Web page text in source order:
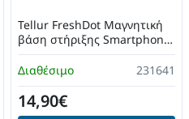
Διαθέσιμο 231641
Tellur FreshDot Μαγνητική
βάση στήριξης Smartphone
& Αρωματικό Αυτοκινήτου
(Space Grey/Anti Tobacco)
14,90€